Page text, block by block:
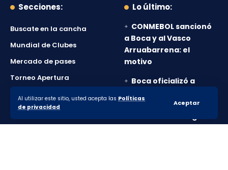
Al utilizar este sitio, usted acepta las Políticas
de privacidad
Aceptar
Secciones:
Buscate en la cancha
Mundial de Clubes
Mercado de pases
Torneo Apertura
Copa Argentina
Boca Socios
Lo último:
CONMEBOL sancionó
a Boca y al Vasco
Arruabarrena: el
motivo
Boca oficializó a
cuarto refuerzo y